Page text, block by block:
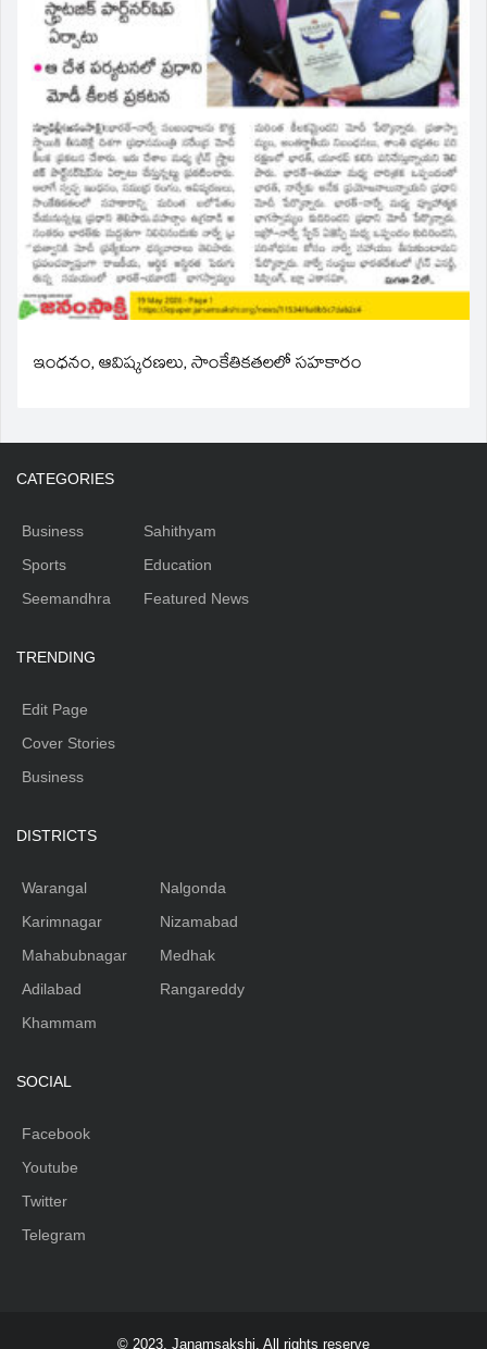
ఇంధనం, ఆవిష్కరణలు, సాంకేతికతలలో సహకారం
CATEGORIES
Business
Sports
Seemandhra
Sahithyam
Education
Featured News
TRENDING
Edit Page
Cover Stories
Business
DISTRICTS
Warangal
Karimnagar
Mahabubnagar
Adilabad
Khammam
Nalgonda
Nizamabad
Medhak
Rangareddy
SOCIAL
Facebook
Youtube
Twitter
Telegram
© 2023, Janamsakshi. All rights reserve